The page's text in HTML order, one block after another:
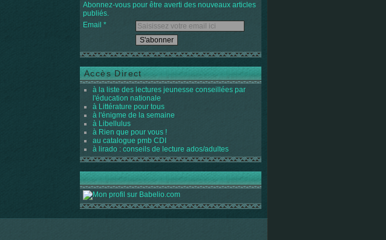
Abonnez-vous pour être averti des nouveaux articles
publiés.
Email
Accès Direct
à la liste des lectures jeunesse conseillées par
l'éducation nationale
à Littérature pour tous
à l'énigme de la semaine
à Libellulus
à Rien que pour vous !
au catalogue pmb CDI
à lirado : conseils de lecture ados/adultes